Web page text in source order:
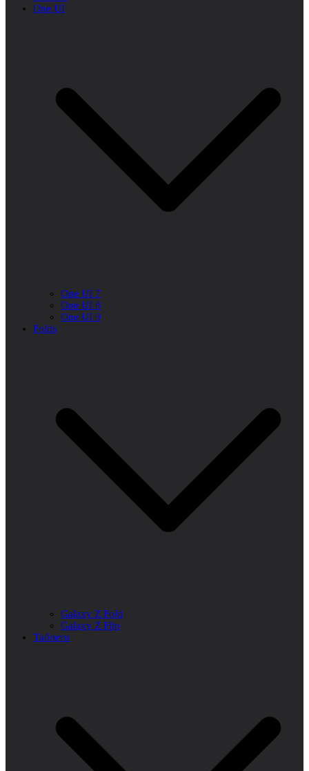
One UI
One UI 7
One UI 8
One UI 9
Folds
Galaxy Z Fold
Galaxy Z Flip
Таблети